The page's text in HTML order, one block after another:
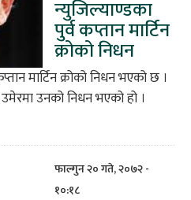
न्युजिल्याण्डका
पुर्व कप्तान मार्टिन
क्रोको निधन
मार्टिन क्रोको निधन भएको छ ।
उनको निधन भएको हो ।
फाल्गुन २० गते, २०७२ -
१०:१८